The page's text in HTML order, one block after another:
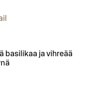
basilikaa ja vihreää